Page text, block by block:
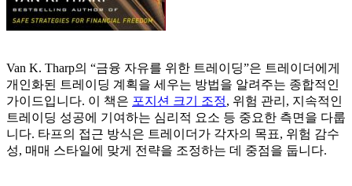
Van K. Tharp의 “금융 자유를 위한 트레이딩”은 트레이더에게
개인화된 트레이딩 계획을 세우는 방법을 알려주는 종합적인
가이드입니다. 이 책은 포지션 크기 조정, 위험 관리, 지속적인
트레이딩 성공에 기여하는 심리적 요소 등 중요한 측면을 다룹
니다. 타프의 접근 방식은 트레이더가 각자의 목표, 위험 감수
성, 매매 스타일에 맞게 전략을 조정하는 데 중점을 둡니다.